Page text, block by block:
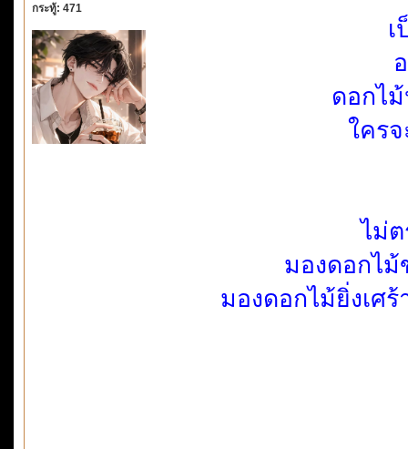
กระทู้: 471
ดอกไ
ใคร
ไม่ต
มองดอกไม้
มองดอกไม้ยิ่งเศ